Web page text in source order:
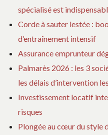
spécialisé est
Corde à sauter lestée :
d’entraînement intensif
Assurance emprunteur
Palmarès 2026 : les 3
les délais d’intervention
Investissement locatif
risques
Plongée au cœur du style